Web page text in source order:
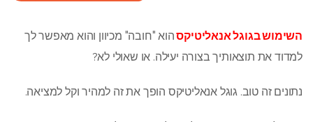
השימוש בגוגל אנאליטיקסהוא "חובה" מכיוון והוא מאפשר לך
למדוד את תוצאותיך בצורה יעילה. או שאולי לא?
נתונים זה טוב. גוגל אנאליטיקס הופך את זה למהיר וקל למציאה.